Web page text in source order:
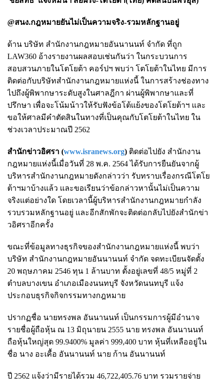
@สนง.กฎหมายยันไม่เป็นความจริง-รวมหลักฐานอยู่
ด้าน บริษัท สำนักงานกฎหมายอันนานนท์ จำกัด ที่ถูก
LAW360 อ้างรายงานผลสอบเช่นกันว่า ในกระบวนการ
สอบสวนภายในโตโยต้า คอร์ปฯ พบว่า โตโยต้าในไทย มีการ
ติดต่อกับบริษัทสำนักงานกฎหมายแห่งนี้ ในการสร้างช่องทาง
ไปถึงผู้พิพากษาระดับสูงในศาลฎีกา ผ่านผู้พิพากษาและที่
ปรึกษา เพื่อจะโน้มน้าวให้รับฟังข้อโต้แย้งของโตโยต้าฯ และ
ขอให้ศาลมีคำตัดสินในทางที่เป็นคุณกับโตโยต้าในไทย ใน
ช่วงเวลาประมาณปี 2562
สำนักข่าวอิศรา (www.isranews.org) ติดต่อไปยัง สำนักงาน
กฎหมายแห่งนี้เมื่อวันที่ 28 พ.ค. 2564 ได้รับการยืนยันจากผู้
บริหารสำนักงานกฎหมายดังกล่าวว่า รับทราบเรื่องกรณีโตโย
ต้าฯมาบ้างแล้ว และขอเรียนว่าข้อกล่าวหานั้นไม่เป็นความ
จริงแต่อย่างใด โดยเวลานี้ผู้บริหารสำนักงานกฎหมายกำลัง
รวบรวมหลักฐานอยู่ และอีกสักพักจะติดต่อกลับไปยังสำนักข่า
วอิศราอีกครั้ง
ขณะที่ข้อมูลทางธุรกิจของสำนักงานกฎหมายแห่งนี้ พบว่า
บริษัท สำนักงานกฎหมายอันนานนท์ จำกัด จดทะเบียนจัดตั้ง
20 พฤษภาคม 2546 ทุน 1 ล้านบาท ตั้งอยู่เลขที่ 48/5 หมู่ที่ 2
ตำบลบางเขน อำเภอเมืองนนทบุรี จังหวัดนนทบุรี แจ้ง
ประกอบธุรกิจกิจกรรมทางกฎหมาย
ปรากฏชื่อ นายทรงพล อันนานนท์ เป็นกรรมการผู้มีอำนาจ
รายชื่อผู้ถือหุ้น ณ 13 มิถุนายน 2555 นาย ทรงพล อันนานนท์
ถือหุ้นใหญ่สุด 99.9400% มูลค่า 999,400 บาท หุ้นที่เหลืออยู่ใน
ชื่อ นาง อะเคื้อ อันนานนท์ นาย ก้าน อันนานนท์
ปี 2562 แจ้งว่ามีรายได้รวม 46,722,405.76 บาท รวมรายจ่าย